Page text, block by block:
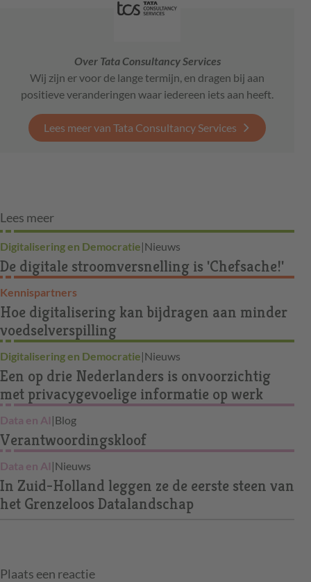
Over Tata Consultancy Services
Wij zijn er voor de lange termijn, en dragen bij aan
positieve veranderingen waar iedereen iets aan heeft.
Lees meer van Tata Consultancy Services
Lees meer
Digitalisering en Democratie|Nieuws
De digitale stroomversnelling is 'Chefsache!'
Kennispartners
Hoe digitalisering kan bijdragen aan minder
voedselverspilling
Digitalisering en Democratie|Nieuws
Een op drie Nederlanders is onvoorzichtig
met privacygevoelige informatie op werk
Data en AI |Blog
Verantwoordingskloof
Data en AI |Nieuws
In Zuid-Holland leggen ze de eerste steen van
het Grenzeloos Datalandschap
Plaats een reactie